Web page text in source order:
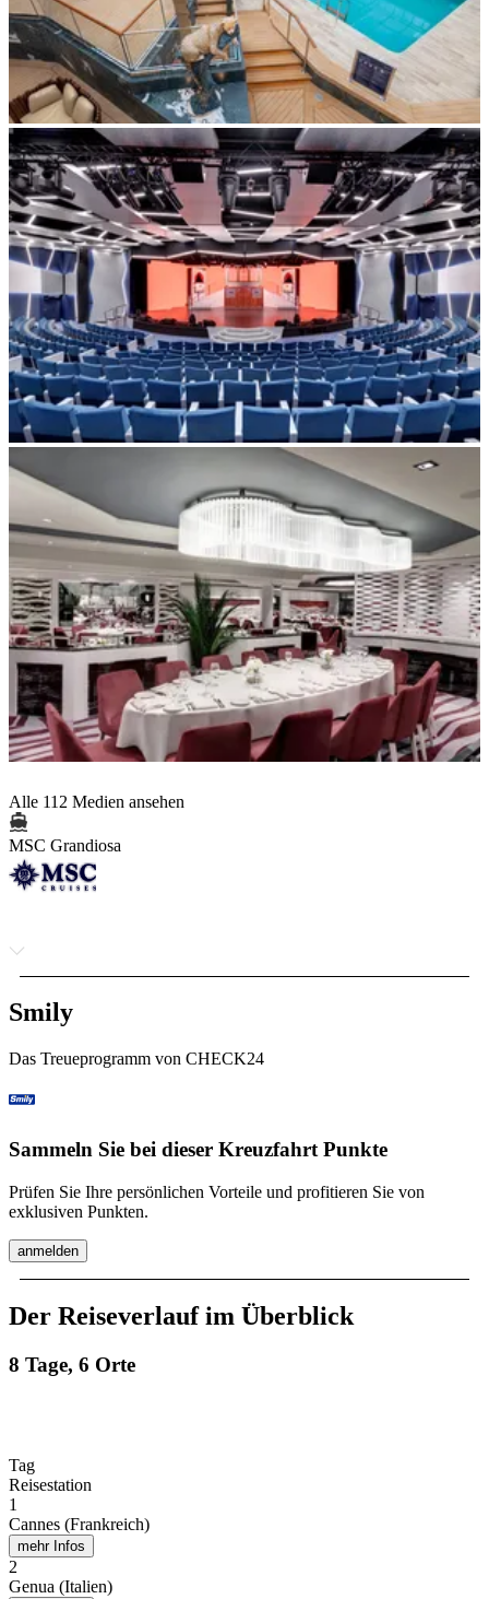
Alle 112 Medien ansehen
MSC Grandiosa
Smily
Das Treueprogramm von CHECK24
Sammeln Sie bei dieser Kreuzfahrt Punkte
Prüfen Sie Ihre persönlichen Vorteile und profitieren Sie von
exklusiven Punkten.
anmelden
Der Reiseverlauf im Überblick
8 Tage, 6 Orte
Tag
Reisestation
1
Cannes (Frankreich)
mehr Infos
2
Genua (Italien)